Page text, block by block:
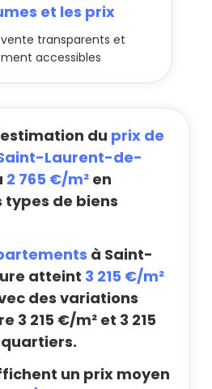
et les prix
vente transparents et
accessibles
du prix de
Laurent-de-
2 765 €/m² en
types de biens
à Saint-
atteint 3 215 €/m²
des variations
3 215 €/m² et 3 215
un prix moyen